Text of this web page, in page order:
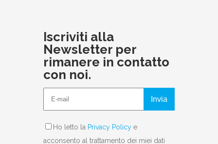
Iscriviti alla
Newsletter per
rimanere in contatto
con noi.
Invia
Ho letto la Privacy Policy e
acconsento al trattamento dei miei dati